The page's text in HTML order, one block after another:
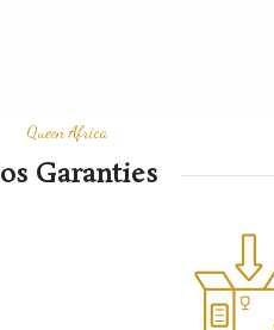
Queen Africa
Garanties